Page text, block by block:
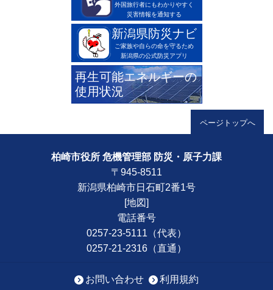
外国旅行者にもわかりやすく
災害情報を通知する
新潟県防災ナビ
ご家族や自らの命を守るため
新潟県の公式防災アプリ
再生可能エネルギーの
使用状況
柏崎市役所 危機管理部 防災・原子力課
〒945-8511
新潟県柏崎市日石町2番1号
[地図]
電話番号
0257-23-5111（代表）
0257-21-2316（直通）
お問い合わせ 利用規約